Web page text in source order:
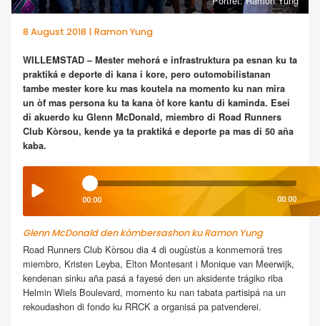
8 August 2018 | Ramon Yung
WILLEMSTAD – Mester mehorá e infrastruktura pa esnan ku ta
praktiká e deporte di kana i kore, pero outomobilistanan
tambe mester kore ku mas koutela na momento ku nan mira
un òf mas persona ku ta kana òf kore kantu di kaminda. Esei
di akuerdo ku Glenn McDonald, miembro di Road Runners
Club Kòrsou, kende ya ta praktiká e deporte pa mas di 50 aña
kaba.
00:00 00:00
Glenn McDonald den kòmbersashon ku Ramon Yung
Road Runners Club Kòrsou dia 4 di ougùstùs a konmemorá tres
miembro, Kristen Leyba, Elton Montesant i Monique van Meerwijk,
kendenan sinku aña pasá a fayesé den un aksidente trágiko riba
Helmin Wiels Boulevard, momento ku nan tabata partisipá na un
rekoudashon di fondo ku RRCK a organisá pa patvenderei.